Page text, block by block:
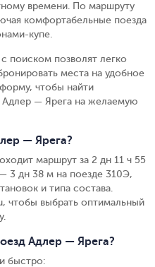
времени. По маршруту
комфортабельные поезда
купе.
поиском позволят легко
места на удобное
чтобы найти
— Ярега на желаемую
— Ярега?
маршрут за 2 дн 11 ч 55
3 дн 38 м на поезде 310Э,
и типа состава.
чтобы выбрать оптимальный
Адлер — Ярега?
быстро: